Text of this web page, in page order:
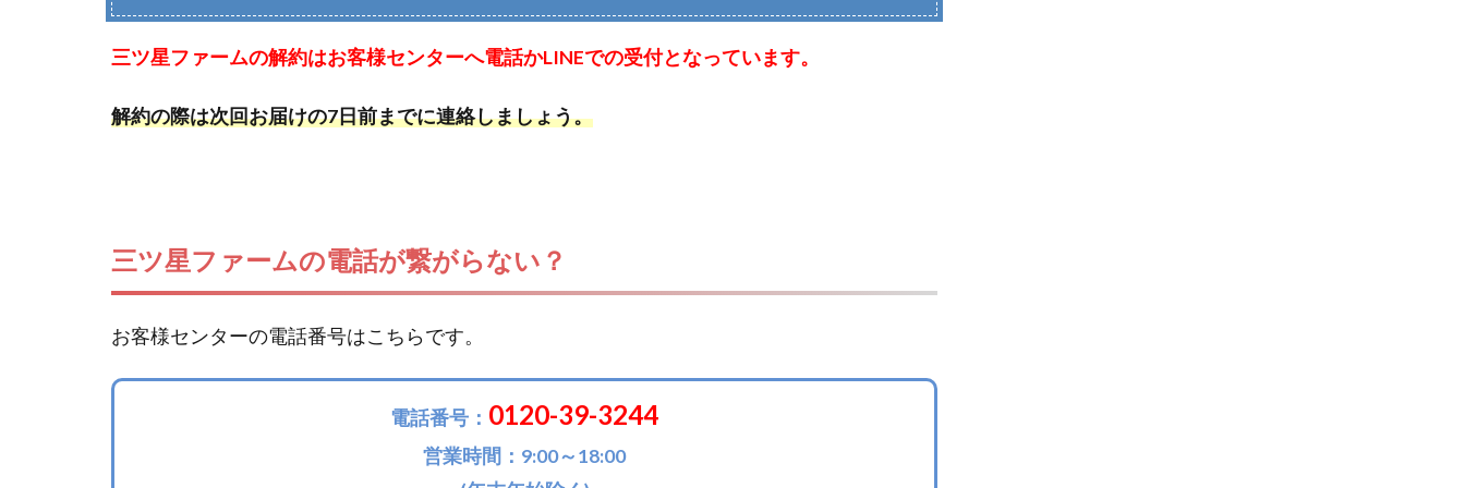
三ツ星ファームの解約はお客様センターへ電話かLINEでの受付となっています。
解約の際は次回お届けの7日前までに連絡しましょう。
三ツ星ファームの電話が繋がらない？
お客様センターの電話番号はこちらです。
電話番号： 0120-39-3244
営業時間：9:00～18:00